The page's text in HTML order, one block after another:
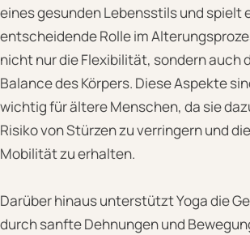
eines gesunden Lebensstils und spielt
entscheidende Rolle im
nicht nur die Flexibilität, sondern auch
Balance des Körpers. Diese Aspekte
wichtig für ältere Menschen, da sie
Risiko von Stürzen zu verringern und
Mobilität zu erhalten.
Darüber hinaus unterstützt Yoga die
durch sanfte Dehnungen und